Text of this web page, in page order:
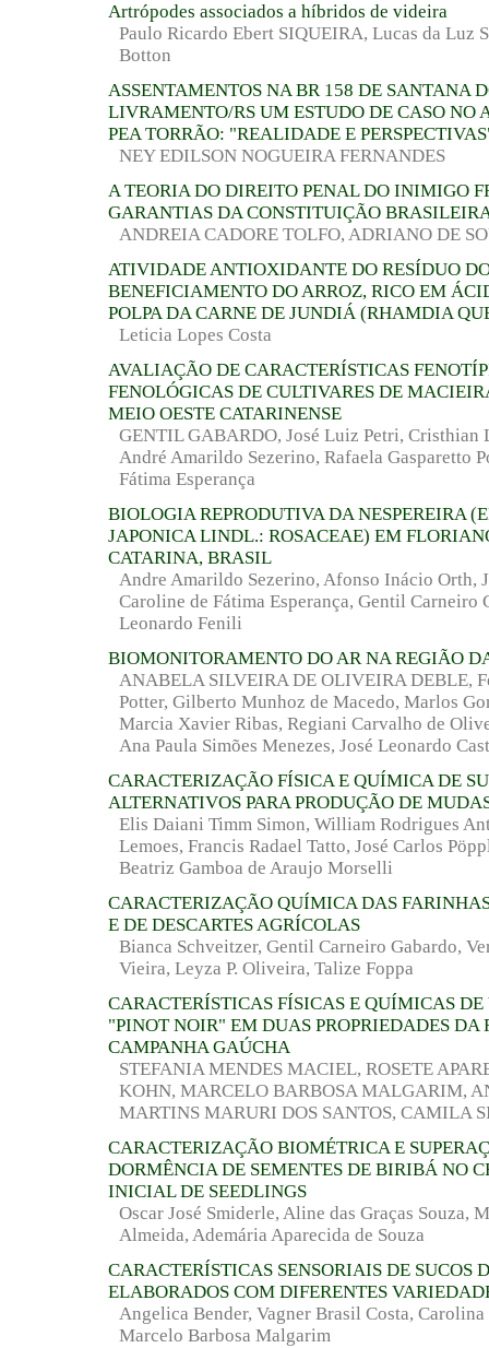
Artrópodes associados a híbridos de videira
Paulo Ricardo Ebert SIQUEIRA, Lucas da Luz
Botton
ASSENTAMENTOS NA BR 158 DE SANTANA
LIVRAMENTO/RS UM ESTUDO DE CASO NO
PEA TORRÃO: "REALIDADE E
NEY EDILSON NOGUEIRA FERNANDES
A TEORIA DO DIREITO PENAL DO INIMIGO
GARANTIAS DA CONSTITUIÇÃO
ANDREIA CADORE TOLFO, ADRIANO DE
ATIVIDADE ANTIOXIDANTE DO RESÍDUO
BENEFICIAMENTO DO ARROZ, RICO EM
POLPA DA CARNE DE JUNDIÁ (RHAMDIA
Leticia Lopes Costa
AVALIAÇÃO DE CARACTERÍSTICAS
FENOLÓGICAS DE CULTIVARES DE
MEIO OESTE CATARINENSE
GENTIL GABARDO, José Luiz Petri, Cristhian
André Amarildo Sezerino, Rafaela Gasparetto
Fátima Esperança
BIOLOGIA REPRODUTIVA DA NESPEREIRA
JAPONICA LINDL.: ROSACEAE) EM
CATARINA, BRASIL
Andre Amarildo Sezerino, Afonso Inácio Orth,
Caroline de Fátima Esperança, Gentil Carneiro
Leonardo Fenili
BIOMONITORAMENTO DO AR NA REGIÃO
ANABELA SILVEIRA DE OLIVEIRA DEBLE,
Potter, Gilberto Munhoz de Macedo, Marlos
Marcia Xavier Ribas, Regiani Carvalho de
Ana Paula Simões Menezes, José Leonardo
CARACTERIZAÇÃO FÍSICA E QUÍMICA DE
ALTERNATIVOS PARA PRODUÇÃO DE
Elis Daiani Timm Simon, William Rodrigues
Lemoes, Francis Radael Tatto, José Carlos
Beatriz Gamboa de Araujo Morselli
CARACTERIZAÇÃO QUÍMICA DAS
E DE DESCARTES AGRÍCOLAS
Bianca Schveitzer, Gentil Carneiro Gabardo,
Vieira, Leyza P. Oliveira, Talize Foppa
CARACTERÍSTICAS FÍSICAS E QUÍMICAS
"PINOT NOIR" EM DUAS PROPRIEDADES DA
CAMPANHA GAÚCHA
STEFANIA MENDES MACIEL, ROSETE
KOHN, MARCELO BARBOSA MALGARIM,
MARTINS MARURI DOS SANTOS, CAMILA
CARACTERIZAÇÃO BIOMÉTRICA E
DORMÊNCIA DE SEMENTES DE BIRIBÁ NO
INICIAL DE SEEDLINGS
Oscar José Smiderle, Aline das Graças Souza,
Almeida, Ademária Aparecida de Souza
CARACTERÍSTICAS SENSORIAIS DE SUCOS
ELABORADOS COM DIFERENTES
Angelica Bender, Vagner Brasil Costa,
Marcelo Barbosa Malgarim